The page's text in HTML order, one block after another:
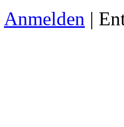
Anmelden |